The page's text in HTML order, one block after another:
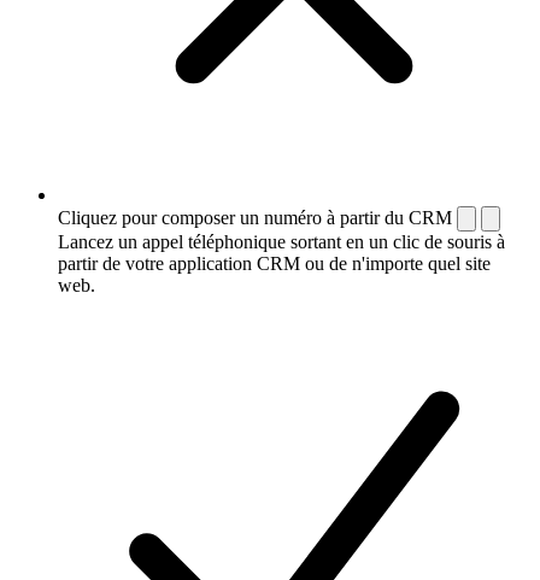
Cliquez pour composer un numéro à partir du CRM
Lancez un appel téléphonique sortant en un clic de souris à
partir de votre application CRM ou de n'importe quel site
web.